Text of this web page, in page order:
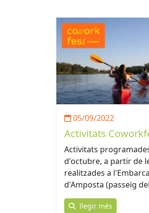
05/09/2022
Activitats
Activitats
d'octubre, a partir de
realitzades a
d'Amposta (passeig
llegir més